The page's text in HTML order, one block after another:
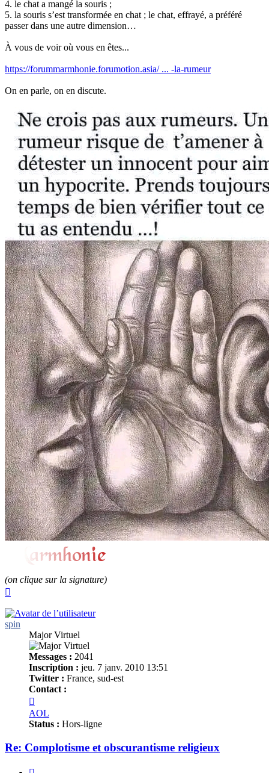
4. le chat a mangé la souris ;
5. la souris s’est transformée en chat ; le chat, effrayé, a préféré
passer dans une autre dimension…
À vous de voir où vous en êtes...
https://forummarmhonie.forumotion.asia/ ... -la-rumeur
On en parle, on en discute.
(on clique sur la signature)
spin
Major Virtuel
Messages : 2041
Inscription : jeu. 7 janv. 2010 13:51
Twitter : France, sud-est
Contact :
spin
AOL
Status : Hors-ligne
Re: Complotisme et obscurantisme religieux